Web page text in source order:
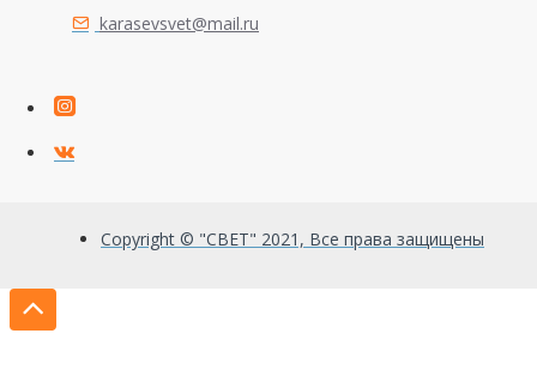
karasevsvet@mail.ru
Copyright © "СВЕТ" 2021, Все права защищены